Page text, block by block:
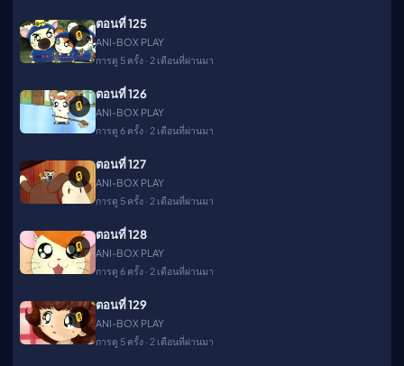
🔒
ตอนที่ 125
ANI-BOX PLAY
การดู 5 ครั้ง · 2 เดือนที่ผ่านมา
🔒
ตอนที่ 126
ANI-BOX PLAY
การดู 6 ครั้ง · 2 เดือนที่ผ่านมา
🔒
ตอนที่ 127
ANI-BOX PLAY
การดู 5 ครั้ง · 2 เดือนที่ผ่านมา
🔒
ตอนที่ 128
ANI-BOX PLAY
การดู 6 ครั้ง · 2 เดือนที่ผ่านมา
🔒
ตอนที่ 129
ANI-BOX PLAY
การดู 5 ครั้ง · 2 เดือนที่ผ่านมา